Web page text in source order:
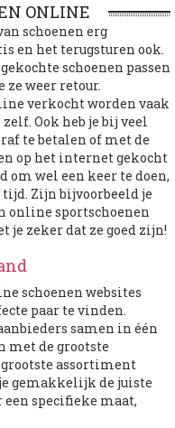
ONLINE
schoenen erg
en het terugsturen ook.
schoenen passen
ze weer retour.
verkocht worden vaak
Ook heb je bij veel
te betalen of met de
op het internet gekocht
om wel een keer te doen,
Zijn bijvoorbeeld je
online sportschoenen
je zeker dat ze goed zijn!
schoenen websites
paar te vinden.
samen in één
met de grootste
assortiment
gemakkelijk de juiste
een specifieke maat,